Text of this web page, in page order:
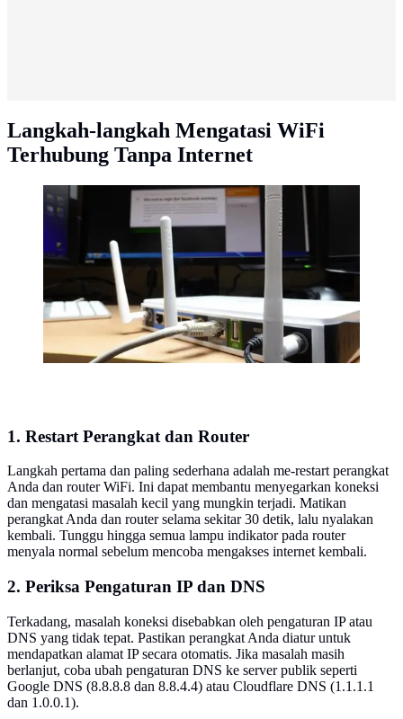
Langkah-langkah Mengatasi WiFi
Terhubung Tanpa Internet
Wi-Fi Router. Foto: Sean MacEntee
1. Restart Perangkat dan Router
Langkah pertama dan paling sederhana adalah me-restart perangkat
Anda dan router WiFi. Ini dapat membantu menyegarkan koneksi
dan mengatasi masalah kecil yang mungkin terjadi. Matikan
perangkat Anda dan router selama sekitar 30 detik, lalu nyalakan
kembali. Tunggu hingga semua lampu indikator pada router
menyala normal sebelum mencoba mengakses internet kembali.
2. Periksa Pengaturan IP dan DNS
Terkadang, masalah koneksi disebabkan oleh pengaturan IP atau
DNS yang tidak tepat. Pastikan perangkat Anda diatur untuk
mendapatkan alamat IP secara otomatis. Jika masalah masih
berlanjut, coba ubah pengaturan DNS ke server publik seperti
Google DNS (8.8.8.8 dan 8.8.4.4) atau Cloudflare DNS (1.1.1.1
dan 1.0.0.1).